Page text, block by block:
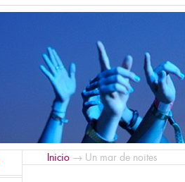
Inicio → Un mar de noites